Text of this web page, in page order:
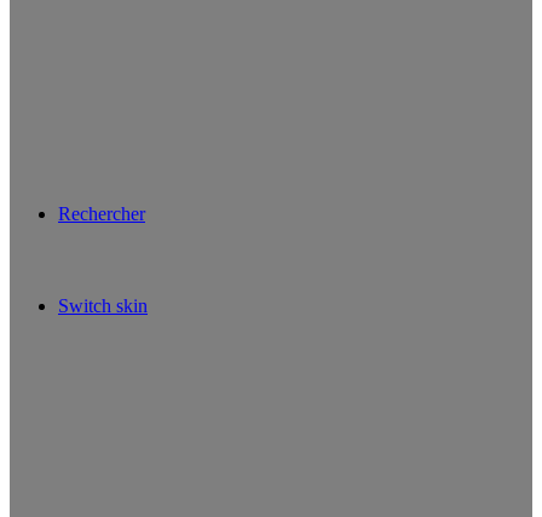
Rechercher
Switch skin